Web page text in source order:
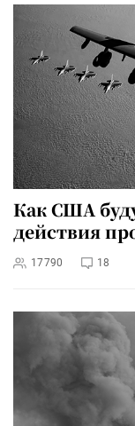
Как США
действия
17790 18